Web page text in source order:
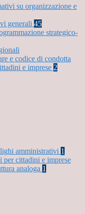
su organizzazione e
generali 45
strategico-
e codice di condotta
e imprese 2
amministrativi 1
cittadini e imprese
analoga 1